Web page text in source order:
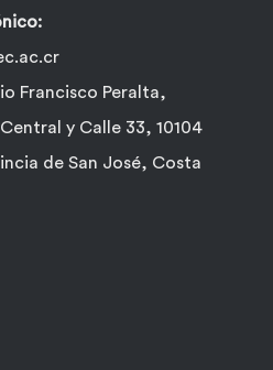
Francisco Peralta,
y Calle 33, 10104
de San José, Costa